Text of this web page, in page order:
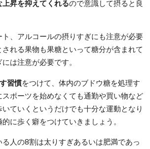
昇を抑えてくれるので意識して摂ると良
、アルコールの摂りすぎにも注意が必要
れる果物も果糖といって糖分が含まれて
は注意が必要です。
習慣をつけて、体内のブドウ糖を処理す
スポーツを始めなくても通勤や買い物など
ていくというだけでも十分な運動となり
に歩く癖をつけていきましょう。
人の8割は太りすぎあるいは肥満であっ